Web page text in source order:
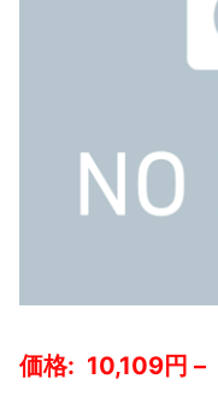
10,109 –